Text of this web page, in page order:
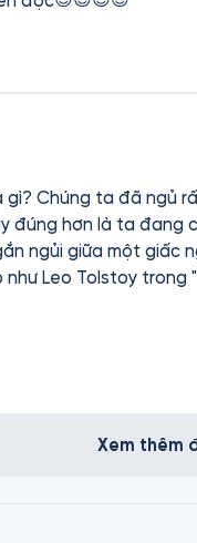
Chúng ta đã ngủ
đúng hơn là ta đang
ngủi giữa một giấc
Leo Tolstoy trong
lại giấc ngủ vĩnh hằng kia
câu hỏi về cái
Khi chứng kiến cảnh
cùng đội ngũ Fonos
thì tôi thấy không còn gì để chê trách với
Xem thêm